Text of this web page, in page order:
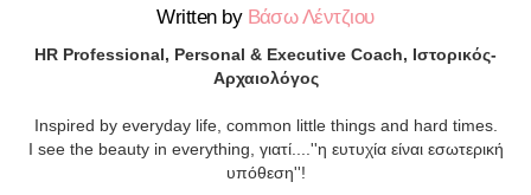
Written by Βάσω Λέντζιου
ΗR Professional, Personal & Executive Coach, Ιστορικός-
Αρχαιολόγος
Inspired by everyday life, common little things and hard times.
Ι see the beauty in everything, γιατί....''η ευτυχία είναι εσωτερική
υπόθεση''!